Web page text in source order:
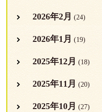
2026年2月 (24)
2026年1月 (19)
2025年12月 (18)
2025年11月 (20)
2025年10月 (27)